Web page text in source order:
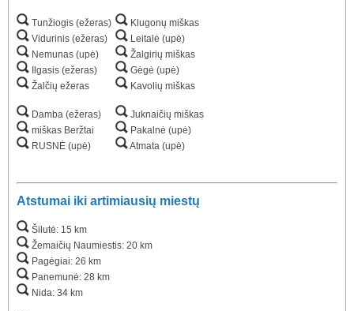
Tunžiogis (ežeras)
Vidurinis (ežeras)
Nemunas (upė)
Ilgasis (ežeras)
Žalčių ežeras
Damba (ežeras)
miškas Beržtai
RUSNĖ (upė)
Klugonų miškas
Leitalė (upė)
Žalgirių miškas
Gėgė (upė)
Kavolių miškas
Juknaičių miškas
Pakalnė (upė)
Atmata (upė)
Atstumai iki artimiausių miestų
Šilutė: 15 km
Žemaičių Naumiestis: 20 km
Pagėgiai: 26 km
Panemunė: 28 km
Nida: 34 km